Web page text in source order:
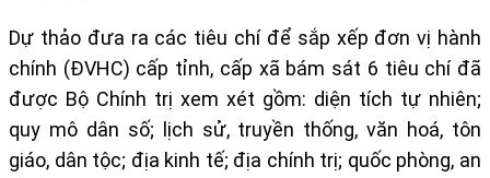
Dự thảo đưa ra các tiêu chí để sắp xếp đơn vị hành
chính (ĐVHC) cấp tỉnh, cấp xã bám sát 6 tiêu chí đã
được Bộ Chính trị xem xét gồm: diện tích tự nhiên;
quy mô dân số; lịch sử, truyền thống, văn hoá, tôn
giáo, dân tộc; địa kinh tế; địa chính trị; quốc phòng, an